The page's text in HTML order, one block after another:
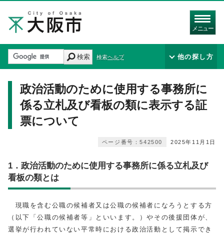
メニュー
検索 検索ヘルプ 他の探し方
政治活動のために使用する事務所に
係る立札及び看板の類に表示する証
票について
2025年11月1日
ページ番号：542500
1．政治活動のために使用する事務所に係る立札及び
看板の類とは
現職を含む公職の候補者又は公職の候補者になろうとする方
（以下「公職の候補者等」といいます。）やその後援団体が、
選挙が行われていない平常時における政治活動として掲示でき